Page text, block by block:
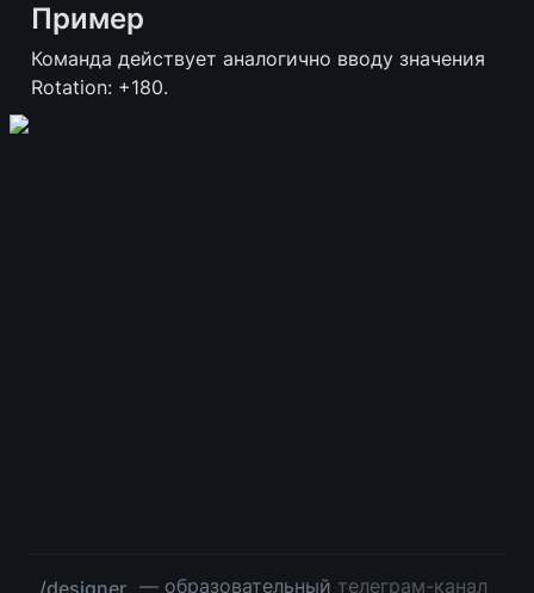
Пример
Команда действует аналогично вводу значения
Rotation: +180.
/designer — образовательный телеграм-канал